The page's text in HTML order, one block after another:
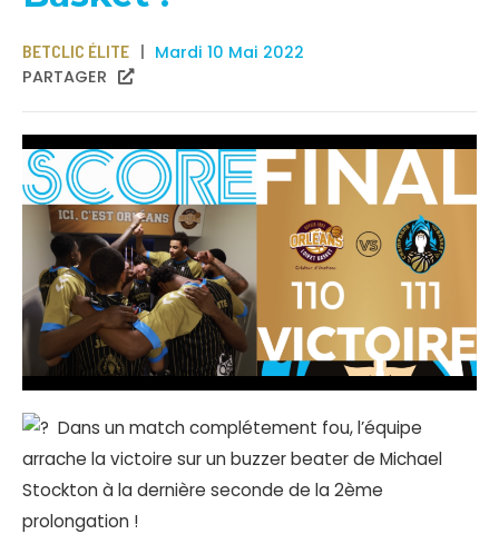
BETCLIC ÉLITE
Mardi 10 Mai 2022
PARTAGER
Dans un match complétement fou, l’équipe
arrache la victoire sur un buzzer beater de Michael
Stockton à la dernière seconde de la 2ème
prolongation !